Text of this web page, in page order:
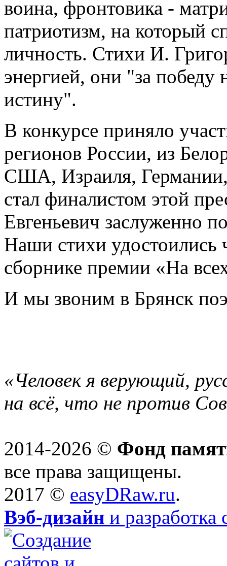
воина, фронтовика -
патриотизм, на который
личность. Стихи И.
энергией, они "за
истину".
В конкурсе приняло
регионов России, из
США, Израиля,
стал финалистом этой
Евгеньевич заслуженно
Наши стихи удостоились
сборнике премии «На
И мы звоним в Брянск
«Человек я верующий,
на всё, что не против
2014-2026 © Фонд
все права защищены.
2017 © easyDRaw.ru.
Вэб-дизайн и разработка